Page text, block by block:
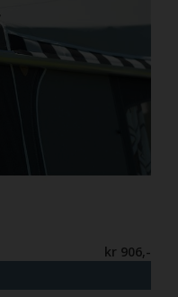
kr 906,-